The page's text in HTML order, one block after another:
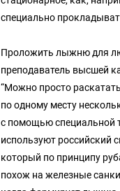
специально
Проложить лыжню для
преподаватель высшей
“Можно просто
по одному месту
с помощью специальной
используют российский
который по принципу
похож на железные